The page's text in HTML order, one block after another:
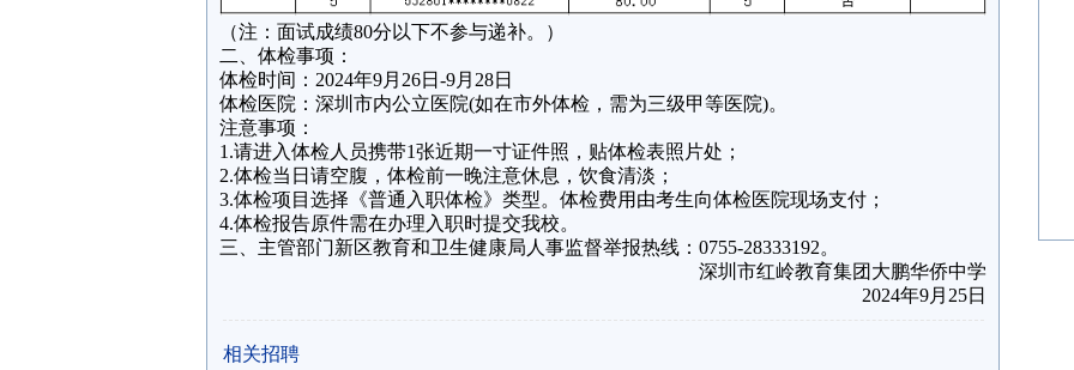
（注：面试成绩80分以下不参与递补。）
二、体检事项：
体检时间：2024年9月26日-9月28日
体检医院：深圳市内公立医院(如在市外体检，需为三级甲等医院)。
注意事项：
1.请进入体检人员携带1张近期一寸证件照，贴体检表照片处；
2.体检当日请空腹，体检前一晚注意休息，饮食清淡；
3.体检项目选择《普通入职体检》类型。体检费用由考生向体检医院现场支付；
4.体检报告原件需在办理入职时提交我校。
三、主管部门新区教育和卫生健康局人事监督举报热线：0755-28333192。
深圳市红岭教育集团大鹏华侨中学
2024年9月25日
相关招聘